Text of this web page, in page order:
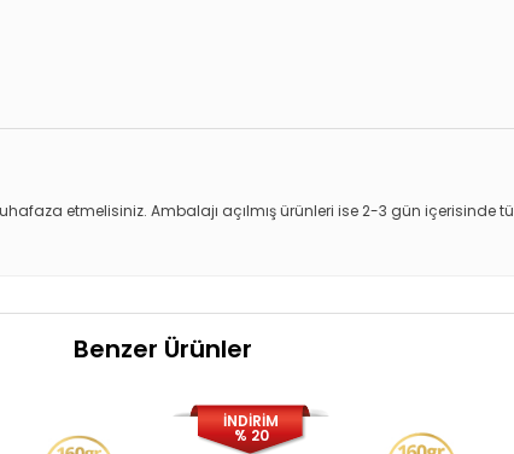
etmelisiniz. Ambalajı açılmış ürünleri ise 2-3 gün içerisinde
Benzer Ürünler
İNDİRİM
% 20